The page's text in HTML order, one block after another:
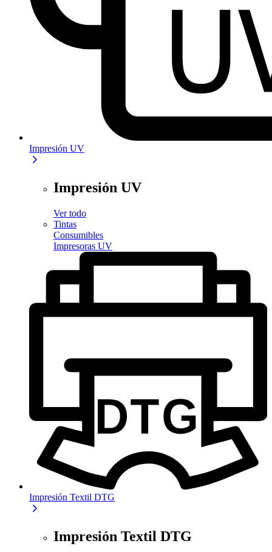
Impresión UV
Impresión UV
Ver todo
Tintas
Consumibles
Impresoras UV
Impresión Textil DTG
Impresión Textil DTG